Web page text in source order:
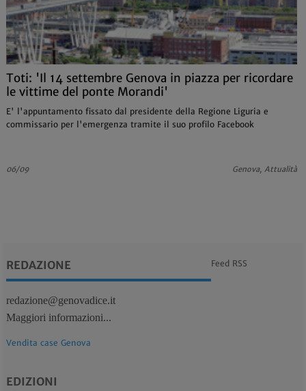
Toti: 'Il 14 settembre Genova in piazza per ricordare
le vittime del ponte Morandi'
E' l'appuntamento fissato dal presidente della Regione Liguria e
commissario per l'emergenza tramite il suo profilo Facebook
06/09 Genova, Attualità
REDAZIONE
redazione@genovadice.it
Maggiori informazioni...
Vendita case Genova
EDIZIONI
Feed RSS